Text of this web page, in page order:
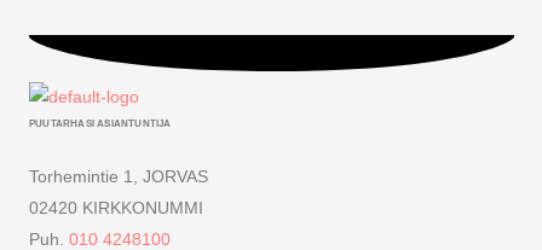
PUUTARHASI ASIANTUNTIJA
Torhemintie 1, JORVAS
02420 KIRKKONUMMI
Puh. 010 4248100